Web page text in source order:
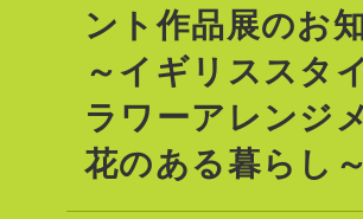
ント作品展のお
～イギリススタ
ラワーアレンジ
花のある暮らし～